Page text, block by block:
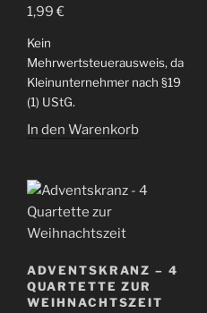
1,99€
Kein
Mehrwertsteuerausweis, da
Kleinunternehmer nach §19
(1) UStG.
In den Warenkorb
ADVENTSKRANZ – 4
QUARTETTE ZUR
WEIHNACHTSZEIT